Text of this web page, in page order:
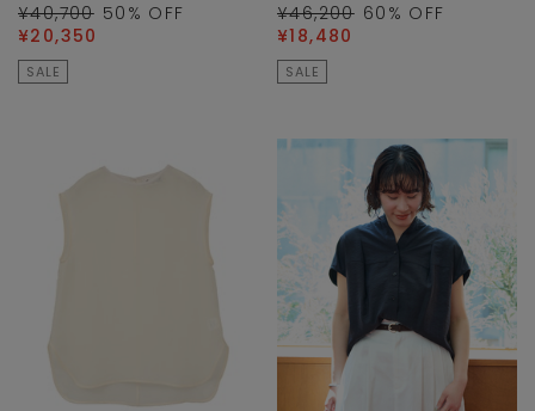
¥40,700 50 % OFF
¥20,350
SALE
¥46,200 60 % OFF
¥18,480
SALE